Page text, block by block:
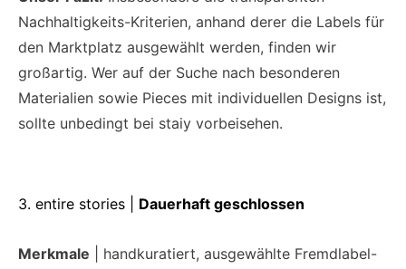
Nachhaltigkeits-Kriterien, anhand derer die Labels für
den Marktplatz ausgewählt werden, finden wir
großartig. Wer auf der Suche nach besonderen
Materialien sowie Pieces mit individuellen Designs ist,
sollte unbedingt bei staiy vorbeisehen.
3. entire stories | Dauerhaft geschlossen
Merkmale | handkuratiert, ausgewählte Fremdlabel-